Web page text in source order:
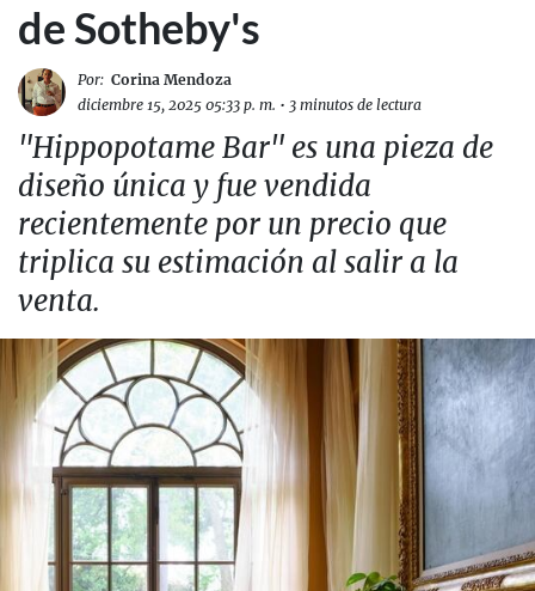
de Sotheby's
Por: Corina Mendoza
diciembre 15, 2025 05:33 p. m. • 3 minutos de lectura
"Hippopotame Bar" es una pieza de
diseño única y fue vendida
recientemente por un precio que
triplica su estimación al salir a la
venta.